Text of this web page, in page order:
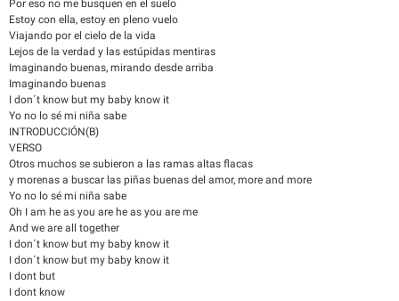
Por eso no me busquen en el suelo
Estoy con ella, estoy en pleno vuelo
Viajando por el cielo de la vida
Lejos de la verdad y las estúpidas mentiras
Imaginando buenas, mirando desde arriba
Imaginando buenas
I don´t know but my baby know it
Yo no lo sé mi niña sabe
INTRODUCCIÓN(B)
VERSO
Otros muchos se subieron a las ramas altas flacas
y morenas a buscar las piñas buenas del amor, more and more
Yo no lo sé mi niña sabe
Oh I am he as you are he as you are me
And we are all together
I don´t know but my baby know it
I don´t know but my baby know it
I dont but
I dont know